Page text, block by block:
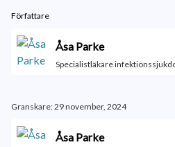
Författare
Åsa Parke
Specialistläkare
Granskare: 29 november, 2024
Åsa Parke